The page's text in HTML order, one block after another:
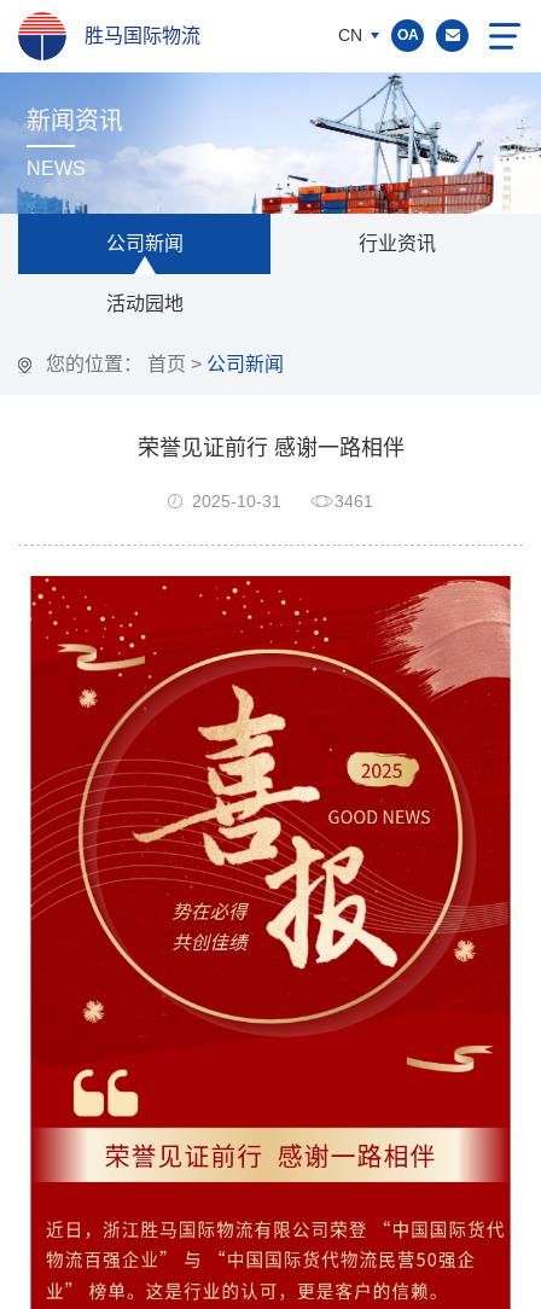
胜马国际物流 CN OA
新闻资讯
NEWS
公司新闻 行业资讯
活动园地
您的位置： 首页 > 公司新闻
荣誉见证前行 感谢一路相伴
2025-10-31 3461